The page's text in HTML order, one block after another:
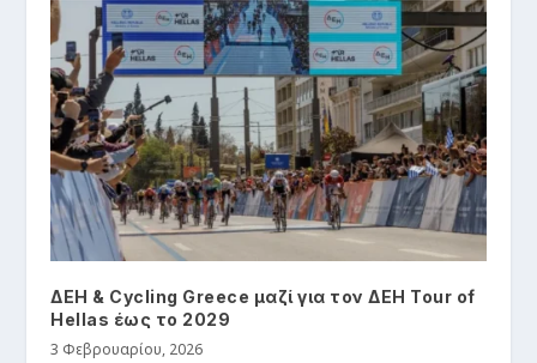
ΔΕΗ & Cycling Greece μαζί για τον ΔΕΗ Tour of
Hellas έως το 2029
3 Φεβρουαρίου, 2026